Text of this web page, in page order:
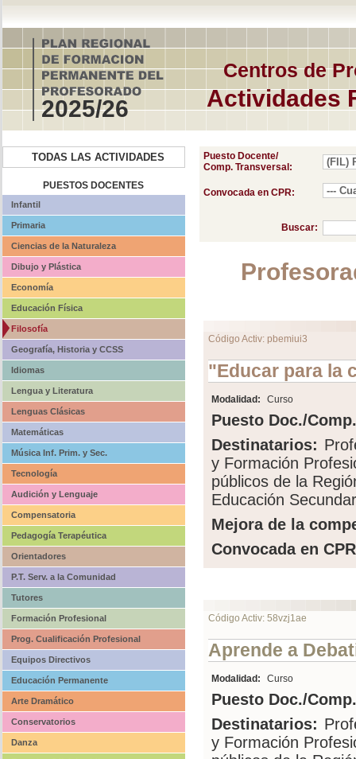
Centros de
Actividades
2025/26
TODAS LAS ACTIVIDADES
PUESTOS DOCENTES
Infantil
Primaria
Ciencias de la Naturaleza
Dibujo y Plástica
Economía
Educación Física
Filosofía
Geografía, Historia y CCSS
Idiomas
Lengua y Literatura
Lenguas Clásicas
Matemáticas
Música Inf. Prim. y Sec.
Tecnología
Audición y Lenguaje
Compensatoria
Pedagogía Terapéutica
Orientadores
P.T. Serv. a la Comunidad
Tutores
Formación Profesional
Prog. Cualificación Profesional
Equipos Directivos
Educación Permanente
Arte Dramático
Conservatorios
Danza
Puesto Docente/
Comp. Transversal:
Convocada en CPR:
Buscar:
Código Activ: pbemiui3
"Educar para la
Modalidad: Curso
Puesto Doc./
Destinatarios:
y Formación
públicos de la
Educación
Mejora de la
Convocada en
Código Activ: 58vzj1ae
Aprende a
Modalidad: Curso
Puesto Doc./
Destinatarios:
y Formación